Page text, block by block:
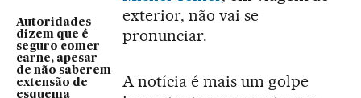
Autoridades
dizem que é
seguro comer
carne, apesar
de não saberem
extensão de
esquema
exterior, não vai se
pronunciar.
A notícia é mais um golpe